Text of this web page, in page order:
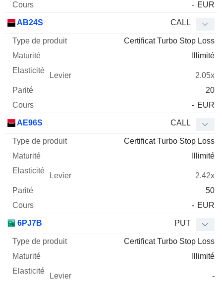
- EUR
AB24S CALL
Certificat Turbo Stop Loss
Illimité
2.05x
20
- EUR
AE96S CALL
Certificat Turbo Stop Loss
Illimité
2.42x
50
- EUR
6PJ7B PUT
Certificat Turbo Stop Loss
Illimité
-